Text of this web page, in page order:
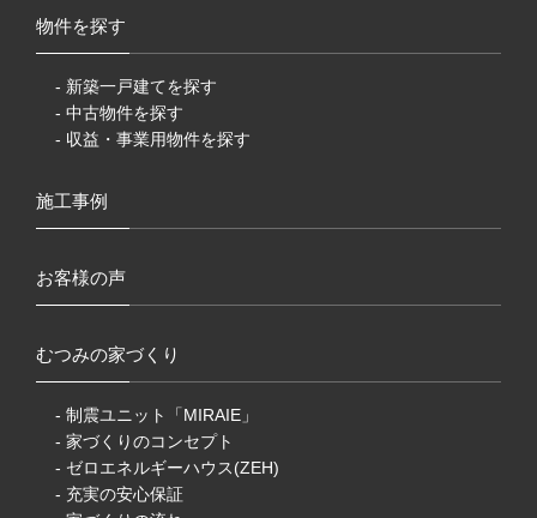
物件を探す
- 新築一戸建てを探す
- 中古物件を探す
- 収益・事業用物件を探す
施工事例
お客様の声
むつみの家づくり
- 制震ユニット「MIRAIE」
- 家づくりのコンセプト
- ゼロエネルギーハウス(ZEH)
- 充実の安心保証